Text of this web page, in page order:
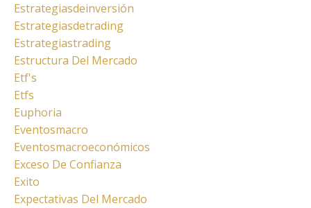
Estrategiasdeinversión
Estrategiasdetrading
Estrategiastrading
Estructura Del Mercado
Etf's
Etfs
Euphoria
Eventosmacro
Eventosmacroeconómicos
Exceso De Confianza
Exito
Expectativas Del Mercado